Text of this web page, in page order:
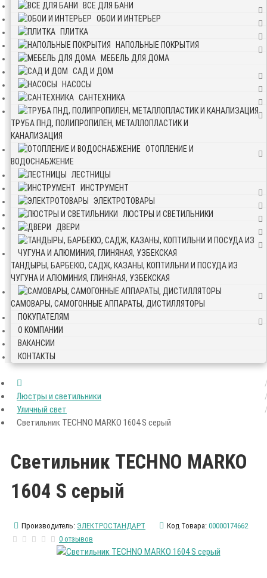
ВСЕ ДЛЯ БАНИ
ОБОИ И ИНТЕРЬЕР
ПЛИТКА
НАПОЛЬНЫЕ ПОКРЫТИЯ
МЕБЕЛЬ ДЛЯ ДОМА
САД И ДОМ
НАСОСЫ
САНТЕХНИКА
ТРУБА ПНД, ПОЛИПРОПИЛЕН, МЕТАЛЛОПЛАСТИК И
КАНАЛИЗАЦИЯ
ОТОПЛЕНИЕ И
ВОДОСНАБЖЕНИЕ
ЛЕСТНИЦЫ
ИНСТРУМЕНТ
ЭЛЕКТРОТОВАРЫ
ЛЮСТРЫ И СВЕТИЛЬНИКИ
ДВЕРИ
ТАНДЫРЫ, БАРБЕКЮ, САДЖ, КАЗАНЫ, КОПТИЛЬНИ И ПОСУДА ИЗ
ЧУГУНА И АЛЮМИНИЯ, ГЛИНЯНАЯ, УЗБЕКСКАЯ
САМОВАРЫ, САМОГОННЫЕ АППАРАТЫ, ДИСТИЛЛЯТОРЫ
ПОКУПАТЕЛЯМ
О КОМПАНИИ
ВАКАНСИИ
КОНТАКТЫ
Люстры и светильники
Уличный свет
Светильник TECHNO MARKO 1604 S серый
Светильник TECHNO MARKO
1604 S серый
Производитель: ЭЛЕКТРОСТАНДАРТ Код Товара: 00000174662
0 отзывов